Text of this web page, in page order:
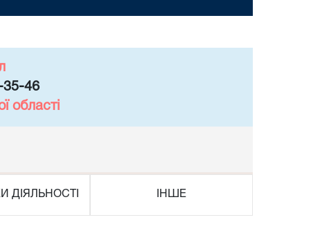
35-46
області
ДІЯЛЬНОСТІ ІНШЕ